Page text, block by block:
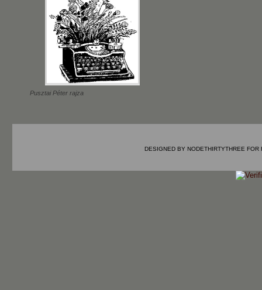
Pusztai Péter rajza
DESIGNED BY NODETHIRTYTHREE FOR